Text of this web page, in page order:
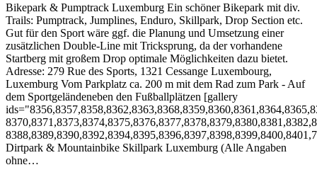
Bikepark & Pumptrack Luxemburg Ein schöner Bikepark mit div.
Trails: Pumptrack, Jumplines, Enduro, Skillpark, Drop Section etc.
Gut für den Sport wäre ggf. die Planung und Umsetzung einer
zusätzlichen Double-Line mit Tricksprung, da der vorhandene
Startberg mit großem Drop optimale Möglichkeiten dazu bietet.
Adresse: 279 Rue des Sports, 1321 Cessange Luxembourg,
Luxemburg Vom Parkplatz ca. 200 m mit dem Rad zum Park - Auf
dem Sportgeländeneben den Fußballplätzen [gallery
Dirtpark & Mountainbike Skillpark Luxemburg (Alle Angaben
ohne…